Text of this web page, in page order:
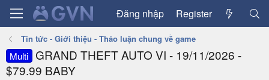
Đăng nhập Register
Tin tức - Giới thiệu - Thảo luận chung về game
Multi
GRAND THEFT AUTO VI - 19/11/2026 -
$79.99 BABY